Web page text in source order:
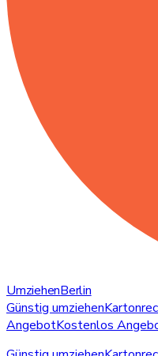
UmziehenBerlin
Günstig umziehen
AngebotKostenlos